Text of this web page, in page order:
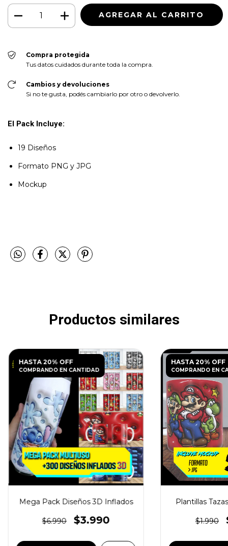
Compra protegida
Tus datos cuidados durante toda la compra.
Cambios y devoluciones
Si no te gusta, podés cambiarlo por otro o devolverlo.
El Pack Incluye:
19 Diseños
Formato PNG y JPG
Mockup
Productos similares
HASTA 20% OFF
COMPRANDO EN CANTIDAD
Mega Pack Diseños 3D Inflados
$6.990 $3.990
HASTA 20% OFF
COMPRANDO EN
Plantillas
$1.990